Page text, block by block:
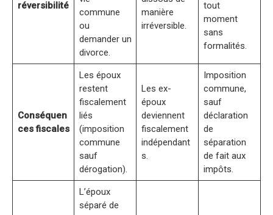
réversibilité
commune
ou
demander un
divorce.
manière
irréversible.
tout
moment
sans
formalités.
Conséquen
ces fiscales
Les époux
restent
fiscalement
liés
(imposition
commune
sauf
dérogation).
Les ex-
époux
deviennent
fiscalement
indépendant
s.
Imposition
commune,
sauf
déclaration
de
séparation
de fait aux
impôts.
L’époux
séparé de